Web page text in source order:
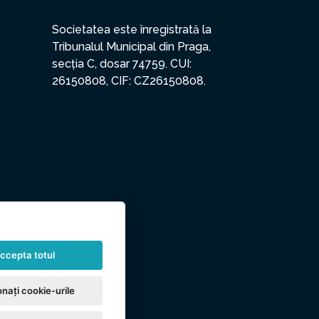
Societatea este înregistrată la
Tribunalul Municipal din Praga,
secția C, dosar 74759. CUI:
26150808, CIF: CZ26150808.
totul
cookie-urile